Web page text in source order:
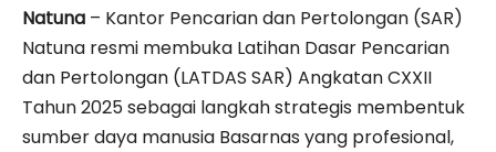
Natuna – Kantor Pencarian dan Pertolongan (SAR)
Natuna resmi membuka Latihan Dasar Pencarian
dan Pertolongan (LATDAS SAR) Angkatan CXXII
Tahun 2025 sebagai langkah strategis membentuk
sumber daya manusia Basarnas yang profesional,